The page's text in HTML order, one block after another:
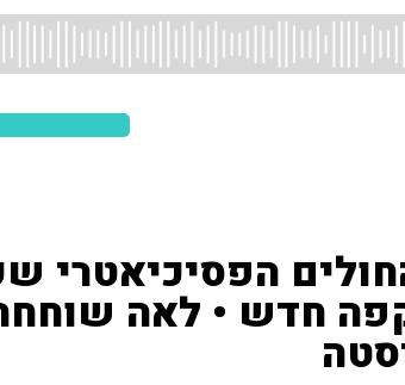
הפסיכיאטרי
חדש • לאה